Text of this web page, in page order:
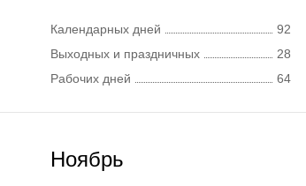
Календарных дней
92
Выходных и праздничных
28
Рабочих дней
64
Ноябрь